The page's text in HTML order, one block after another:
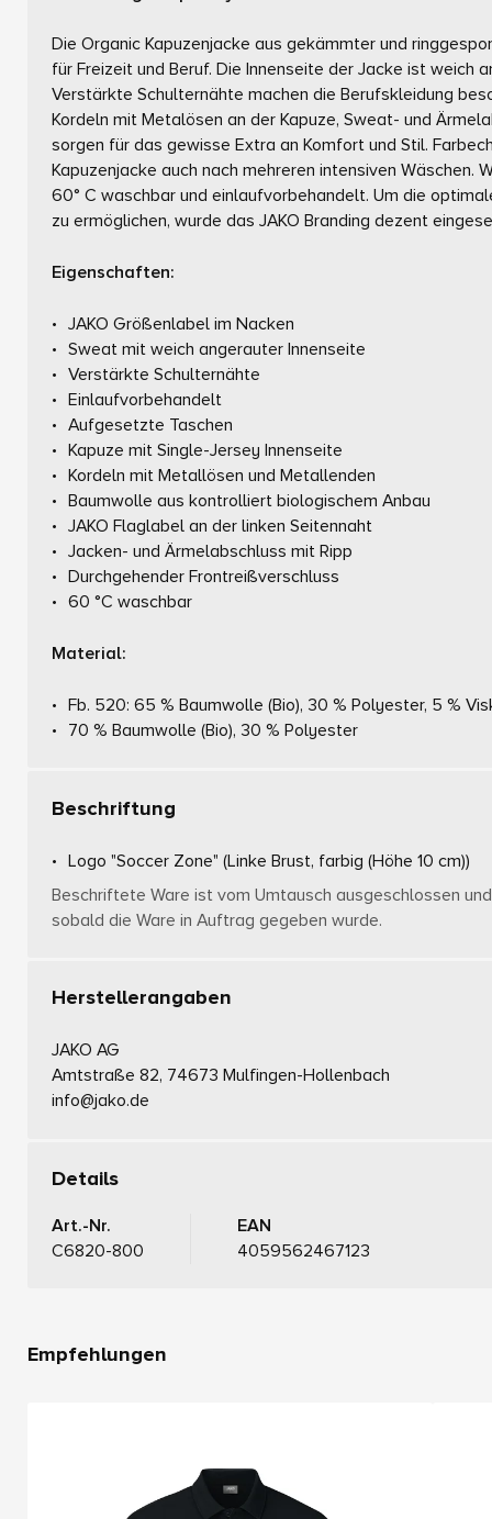
Die Organic Kapuzenjacke aus gekämmter und
für Freizeit und Beruf. Die Innenseite der Jacke ist weich
Verstärkte Schulternähte machen die Berufskleidung
Kordeln mit Metalösen an der Kapuze, Sweat- und
sorgen für das gewisse Extra an Komfort und Stil.
Kapuzenjacke auch nach mehreren intensiven Wäschen.
60° C waschbar und einlaufvorbehandelt. Um die
zu ermöglichen, wurde das JAKO Branding dezent
Eigenschaften:
JAKO Größenlabel im Nacken
Sweat mit weich angerauter Innenseite
Verstärkte Schulternähte
Einlaufvorbehandelt
Aufgesetzte Taschen
Kapuze mit Single-Jersey Innenseite
Kordeln mit Metallösen und Metallenden
Baumwolle aus kontrolliert biologischem Anbau
JAKO Flaglabel an der linken Seitennaht
Jacken- und Ärmelabschluss mit Ripp
Durchgehender Frontreißverschluss
60 °C waschbar
Material:
Fb. 520: 65 % Baumwolle (Bio), 30 % Polyester, 5 %
70 % Baumwolle (Bio), 30 % Polyester
Beschriftung
Logo "Soccer Zone" (Linke Brust, farbig (Höhe 10 cm))
Beschriftete Ware ist vom Umtausch ausgeschlossen
sobald die Ware in Auftrag gegeben wurde.
Herstellerangaben
JAKO AG
Amtstraße 82, 74673 Mulfingen-Hollenbach
info@jako.de
Details
Art.-Nr.
C6820-800
EAN
4059562467123
Empfehlungen